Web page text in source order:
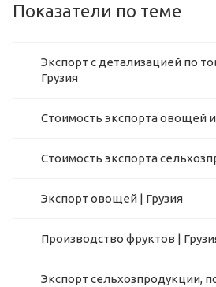
Показатели по теме
Экспорт с детализацией по
Грузия
Стоимость экспорта овощей
Стоимость экспорта
Экспорт овощей | Грузия
Производство фруктов |
Экспорт сельхозпродукции,